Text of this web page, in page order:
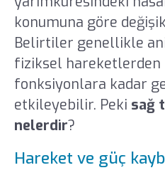
konumuna göre
Belirtiler genellikle
fiziksel hareketlerden
fonksiyonlara kadar
etkileyebilir. Peki sağ
nelerdir?
Hareket ve güç